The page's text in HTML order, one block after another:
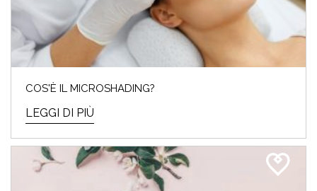
COS'È IL MICROSHADING?
LEGGI DI PIÙ